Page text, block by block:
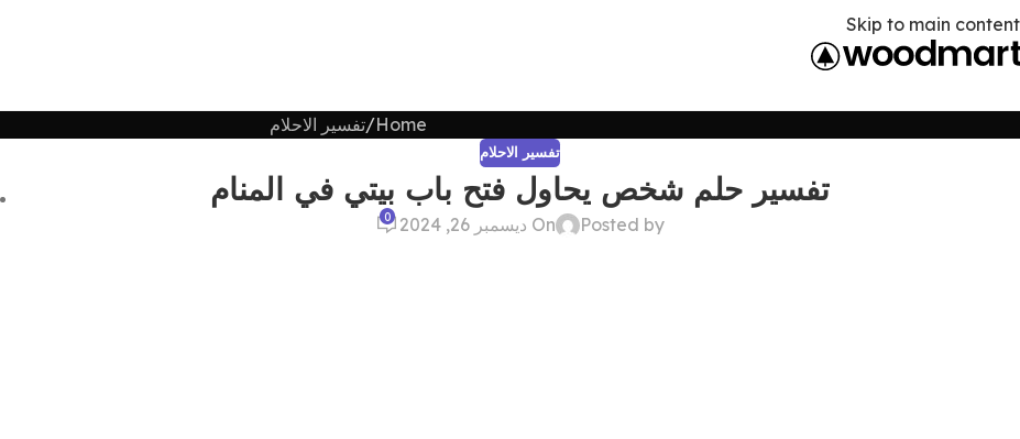
Skip to main content
Home تفسير الاحلام
تفسير الاحلام
تفسير حلم شخص يحاول فتح باب بيتي في المنام
Posted by On ديسمبر 26, 2024 0